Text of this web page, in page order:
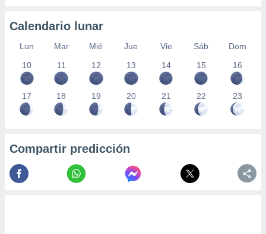
Calendario lunar
Lun Mar Mié Jue Vie Sáb
Dom
10
11 12 13 14 15 16
17 18 19 20 21 22 23
Compartir predicción